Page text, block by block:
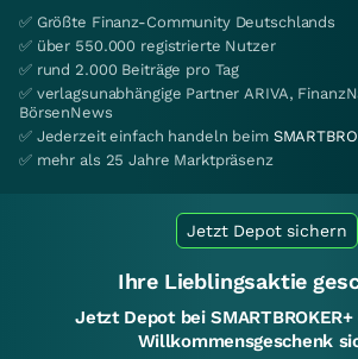
✅ Größte Finanz-Community Deutschlands
✅ über 550.000 registrierte Nutzer
✅ rund 2.000 Beiträge pro Tag
✅ verlagsunabhängige Partner ARIVA,
BörsenNews
✅ Jederzeit einfach handeln beim
✅ mehr als 25 Jahre Marktpräsenz
Jetzt Depot sichern
Ihre Lieblingsaktie
Jetzt Depot bei
Willkommensgeschenk